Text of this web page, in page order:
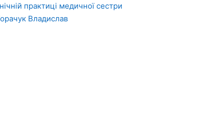
практиці медичної сестри
Владислав